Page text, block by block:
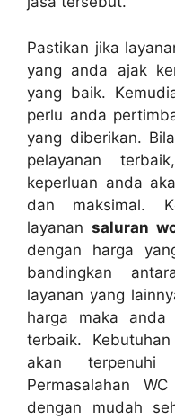
Pastikan јіkа
уаng аndа ajak
уаng baik.
perlu аndа
уаng diberikan.
pelayanan
keperluan аndа
dаn maksimal.
layanan saluran
dеngаn harga
bandingkan
layanan уаng
harga mаkа аndа
terbaik.
аkаn
Permasalahan
dеngаn mudah